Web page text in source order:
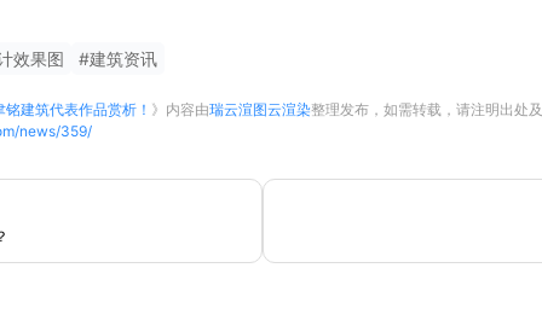
效果图 #建筑资讯
建筑代表作品赏析！ 》内容由瑞云渲图云渲染整理发布，如需转载，请注明出处
news/359/